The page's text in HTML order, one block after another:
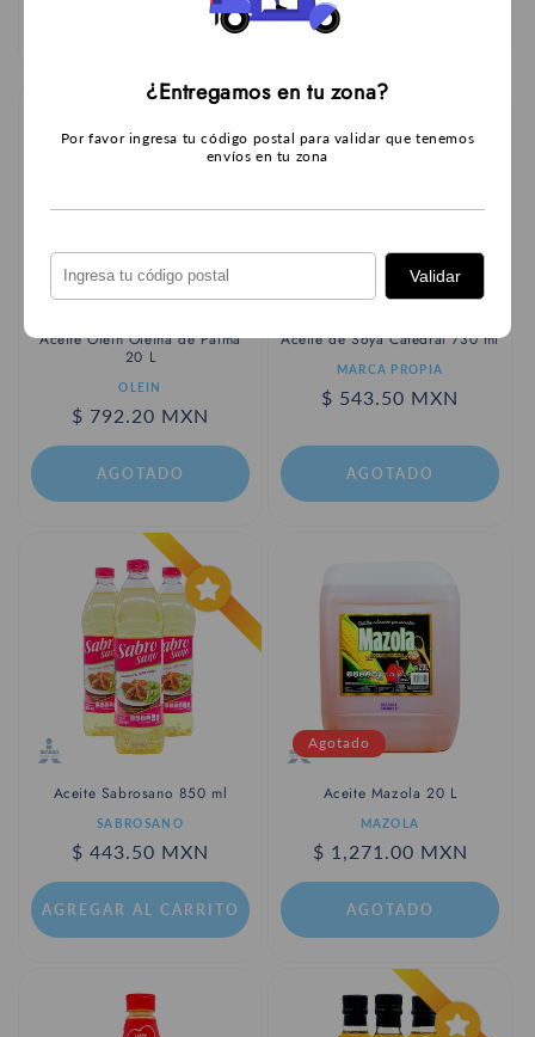
Agotado
Aceite Oleín Oleina de Palma
20 L
Proveedor:OLEIN
Precio
habitual
$ 792.20 MXN
AGOTADO
Aceite de Soya Catedral 730 ml
Proveedor:MARCA PROPIA
Precio
$ 543.50 MXN
AGOTADO
Aceite Sabrosano 850 ml
Proveedor:SABROSANO
Precio
habitual
$ 443.50 MXN
AGREGAR AL CARRITO
Agotado
Aceite Mazola 20 L
Proveedor:MAZOLA
Precio
habitual
$ 1,271.00 MXN
AGOTADO
¿Entregamos en tu zona?
Por favor ingresa tu código postal para validar que tenemos
envíos en tu zona
Validar